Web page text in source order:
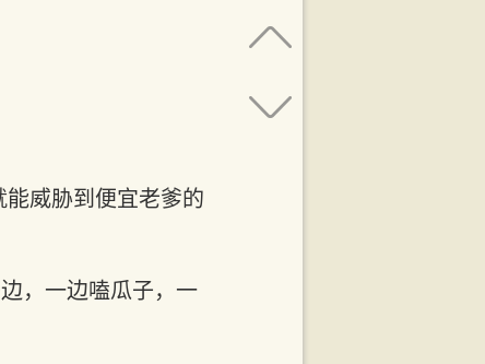
威胁到便宜老爹的
，一边嗑瓜子，一